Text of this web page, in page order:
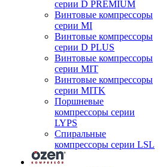
серии D PREMIUM
Винтовые компрессоры
серии MI
Винтовые компрессоры
серии D PLUS
Винтовые компрессоры
серии MIT
Винтовые компрессоры
серии MITK
Поршневые
компрессоры серии
LYPS
Спиральные
компрессоры серии LSL